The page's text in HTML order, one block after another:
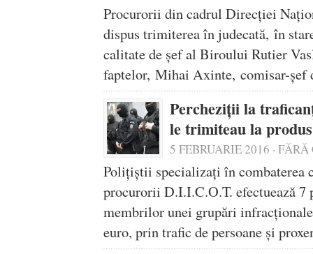
Procurorii din cadrul Direcţiei
dispus trimiterea în judecată, în
calitate de șef al Biroului Rutier
faptelor, Mihai Axinte, comisar-
Percheziții la
le trimiteau la
5 FEBRUARIE 2016 · FĂRĂ
Polițiștii specializați în
procurorii D.I.I.C.O.T. efectuează
membrilor unei grupări
euro, prin trafic de persoane și